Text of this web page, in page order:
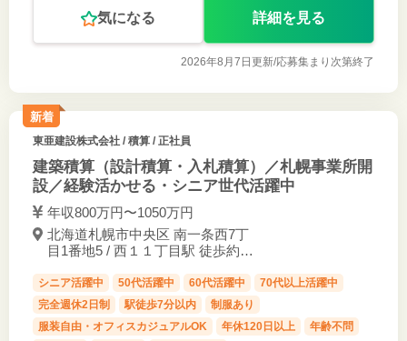
気になる 詳細を見る
2026年8月7日更新/応募集まり次第終了
新着
東亜建設株式会社/ 積算 / 正社員
建築積算（設計積算・入札積算）／札幌事業所開
設／経験活かせる・シニア世代活躍中
年収800万円〜1050万円
北海道札幌市中央区 南一条西7丁
目1番地5 / 西１１丁目駅 徒歩約7
シニア活躍中 50代活躍中 60代活躍中
70代以上活躍中
完全週休2日制
駅徒歩7分以内
制服あり
服装自由・オフィスカジュアルOK
年休120日以上
年齢不問